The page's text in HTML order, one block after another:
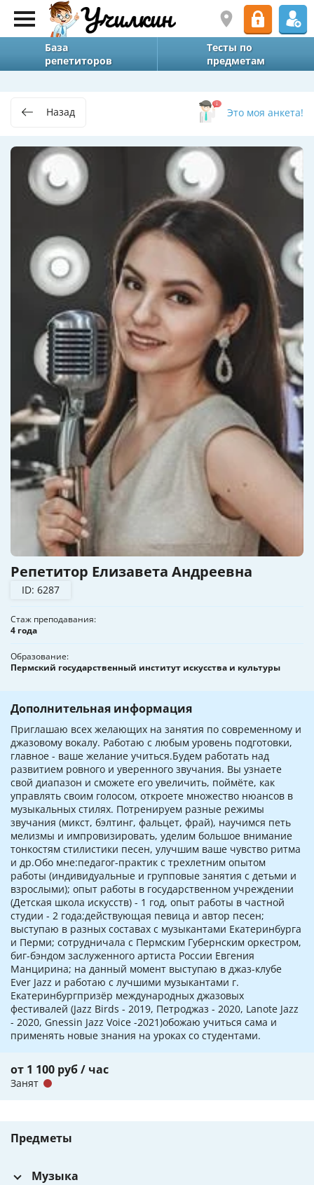
База
репетиторов
Тесты по
предметам
Назад Это моя анкета!
Репетитор Елизавета Андреевна
ID: 6287
Стаж преподавания
4 года
Образование
Пермский государственный институт искусства и культуры
Дополнительная информация
Приглашаю всех желающих на занятия по современному и
джазовому вокалу. Работаю с любым уровень подготовки,
главное - ваше желание учиться.Будем работать над
развитием ровного и уверенного звучания. Вы узнаете
свой диапазон и сможете его увеличить, поймёте, как
управлять своим голосом, откроете множество нюансов в
музыкальных стилях. Потренируем разные режимы
звучания (микст, бэлтинг, фальцет, фрай), научимся петь
мелизмы и импровизировать, уделим большое внимание
тонкостям стилистики песен, улучшим ваше чувство ритма
и др.Обо мне:педагог-практик с трехлетним опытом
работы (индивидуальные и групповые занятия с детьми и
взрослыми); опыт работы в государственном учреждении
(Детская школа искусств) - 1 год, опыт работы в частной
студии - 2 года;действующая певица и автор песен;
выступаю в разных составах с музыкантами Екатеринбурга
и Перми; сотрудничала с Пермским Губернским оркестром,
биг-бэндом заслуженного артиста России Евгения
Манцирина; на данный момент выступаю в джаз-клубе
Ever Jazz и работаю с лучшими музыкантами г.
Екатеринбургпризёр международных джазовых
фестивалей (Jazz Birds - 2019, Петроджаз - 2020, Lanote Jazz
- 2020, Gnessin Jazz Voice -2021)обожаю учиться сама и
применять новые знания на уроках со студентами.
от 1 100 руб / час
Занят
Предметы
Музыка